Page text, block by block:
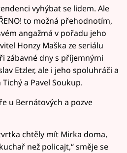
vyhýbat se lidem. Ale
to možná přehodnotím,
angažmá v pořadu jeho
Honzy Maška ze seriálu
zábavné dny s příjemnými
Etzler, ale i jeho spoluhráči a
a Pavel Soukup.
u Bernátových a pozve
chtěly mít Mirka doma,
než policajt,“ směje se